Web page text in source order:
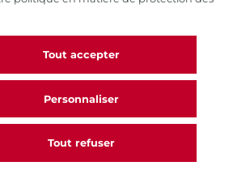
Tout accepter
Tout refuser
Personnaliser
CALL